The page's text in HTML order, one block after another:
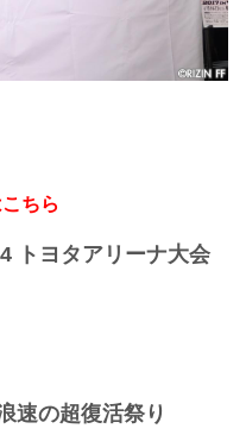
ちら
トヨタアリーナ大会
速の超復活祭り